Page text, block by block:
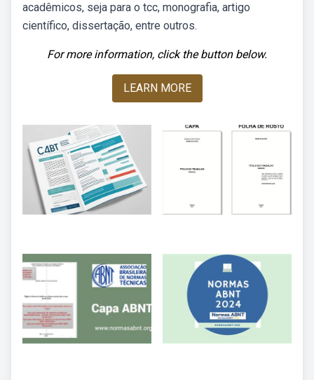
acadêmicos, seja para o tcc, monografia, artigo
científico, dissertação, entre outros.
For more information, click the button below.
LEARN MORE